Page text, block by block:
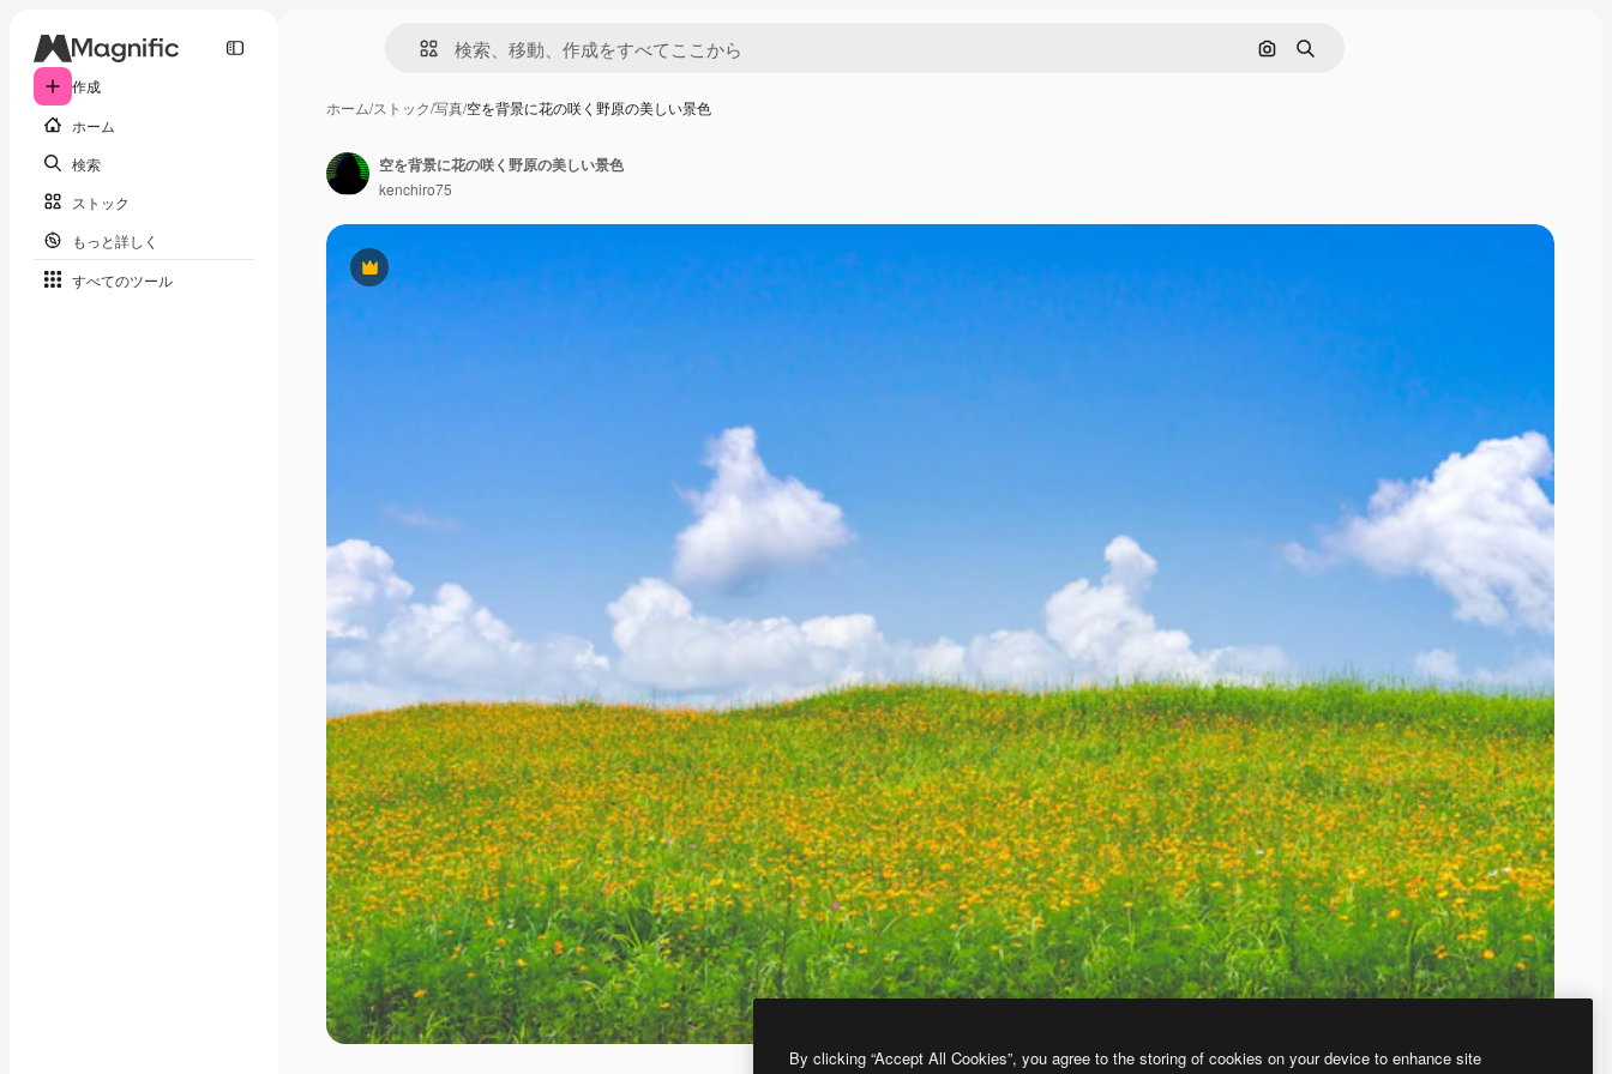
作成
ホーム
検索
ストック
もっと詳しく
すべてのツール
画像で検索
検索
ホーム/ストック/写真/空を背景に花の咲く野原の美しい景色
Premium
空を背景に花の咲く野原の美しい景色
kenchiro75
By clicking “Accept All Cookies”, you agree to the storing of cookies on your device to enhance site